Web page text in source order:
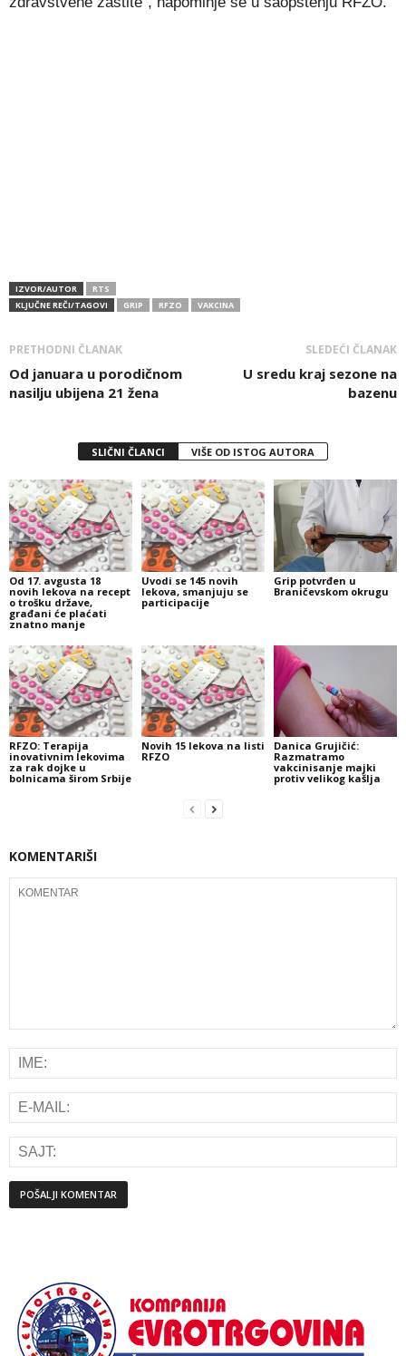
IZVOR/AUTOR
RTS
KLJUČNE REČI/TAGOVI
GRIP RFZO VAKCINA
PRETHODNI ČLANAK
Od januara u porodičnom
nasilju ubijena 21 žena
SLEDEĆI ČLANAK
U sredu kraj sezone na
bazenu
SLIČNI ČLANCI VIŠE OD ISTOG AUTORA
Od 17. avgusta 18
novih lekova na recept
o trošku države,
građani će plaćati
znatno manje
Uvodi se 145 novih
lekova, smanjuju se
participacije
Grip potvrđen u
Braničevskom okrugu
RFZO: Terapija
inovativnim lekovima
za rak dojke u
bolnicama širom Srbije
Novih 15 lekova na listi
RFZO
Danica Grujičić:
Razmatramo
vakcinisanje majki
protiv velikog kašlja
KOMENTARIŠI